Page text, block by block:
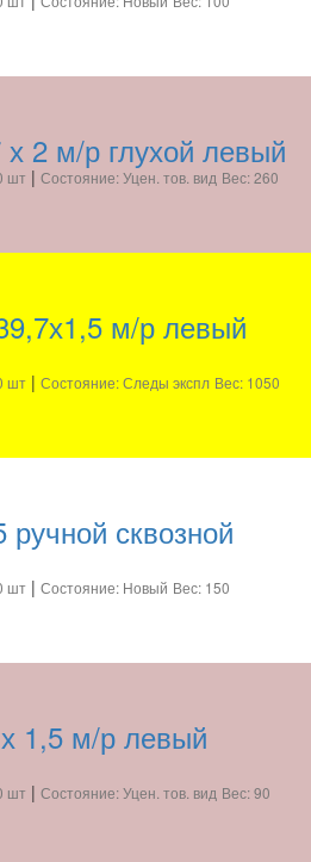
2 м/р глухой левый
шт | Состояние: Уцен. тов. вид Вес: 260
м/р левый
шт | Состояние: Следы экспл Вес: 1050
сквозной
шт | Состояние: Новый Вес: 150
1,5 м/р левый
шт | Состояние: Уцен. тов. вид Вес: 90